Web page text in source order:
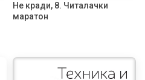
Не кради, 8. Читалачки
маратон